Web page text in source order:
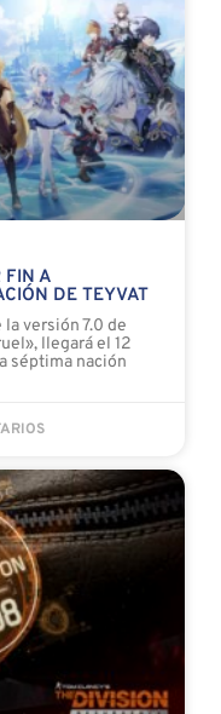
FIN A
DE TEYVAT
versión 7.0 de
llegará el 12
séptima nación